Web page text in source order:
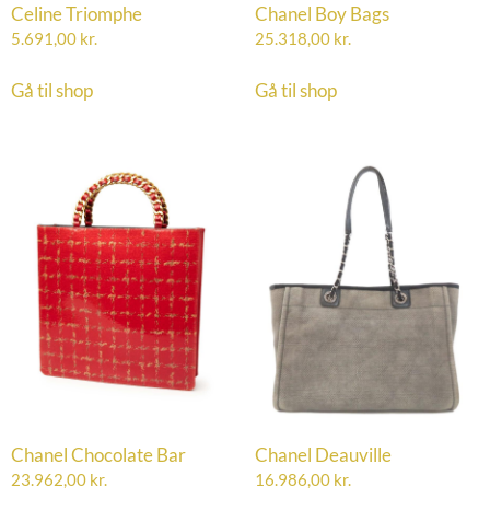
Celine Triomphe
5.691,00 kr.
Gå til shop
Chanel Boy Bags
25.318,00 kr.
Gå til shop
Chanel Chocolate Bar
23.962,00 kr.
Chanel Deauville
16.986,00 kr.